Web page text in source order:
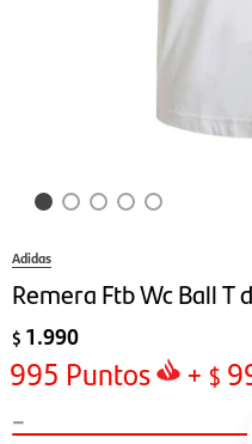
Adidas
Remera Ftb Wc Ball T
$ 1.990
995 Puntos + $
-